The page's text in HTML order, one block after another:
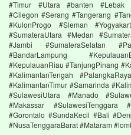
#Timur #Utara #banten #Lebak
#Cilegon #Serang #Tangerang
#KulonProgo #Sleman
#SumateraUtara #Medan
#Jambi #SumateraSelatan
#BandarLampung
#KepulauanRiau #TanjungPinang
#KalimantanTengah
#KalimantanTimur #Samarinda
#SulawesiUtara #Manado
#Makassar #SulawesiTenggara
#Gorontalo #SundaKecil #Bali
#NusaTenggaraBarat #Mataram